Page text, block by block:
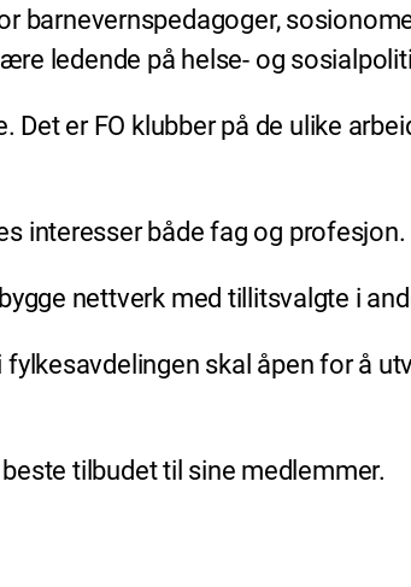
barnevernspedagoger,
ledende på helse- og
er FO klubber på de ulike
interesser både fag og profesjon.
nettverk med tillitsvalgte i
skal åpen for å
tilbudet til sine medlemmer.